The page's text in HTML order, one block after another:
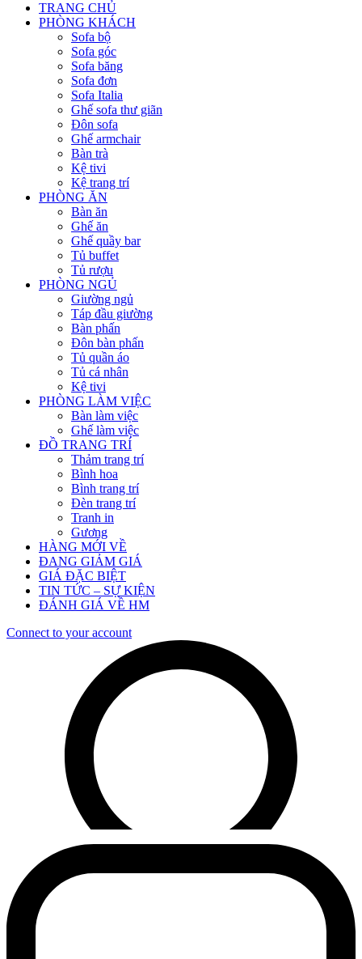
TRANG CHỦ
PHÒNG KHÁCH
Sofa bộ
Sofa góc
Sofa băng
Sofa đơn
Sofa Italia
Ghế sofa thư giãn
Đôn sofa
Ghế armchair
Bàn trà
Kệ tivi
Kệ trang trí
PHÒNG ĂN
Bàn ăn
Ghế ăn
Ghế quầy bar
Tủ buffet
Tủ rượu
PHÒNG NGỦ
Giường ngủ
Táp đầu giường
Bàn phấn
Đôn bàn phấn
Tủ quần áo
Tủ cá nhân
Kệ tivi
PHÒNG LÀM VIỆC
Bàn làm việc
Ghế làm việc
ĐỒ TRANG TRÍ
Thảm trang trí
Bình hoa
Bình trang trí
Đèn trang trí
Tranh in
Gương
HÀNG MỚI VỀ
ĐANG GIẢM GIÁ
GIÁ ĐẶC BIỆT
TIN TỨC – SỰ KIỆN
ĐÁNH GIÁ VỀ HM
Connect to your account